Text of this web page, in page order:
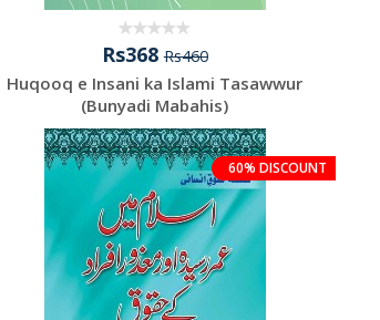
Rs368Rs460
Huqooq e Insani ka Islami Tasawwur
(Bunyadi Mabahis)
60% DISCOUNT